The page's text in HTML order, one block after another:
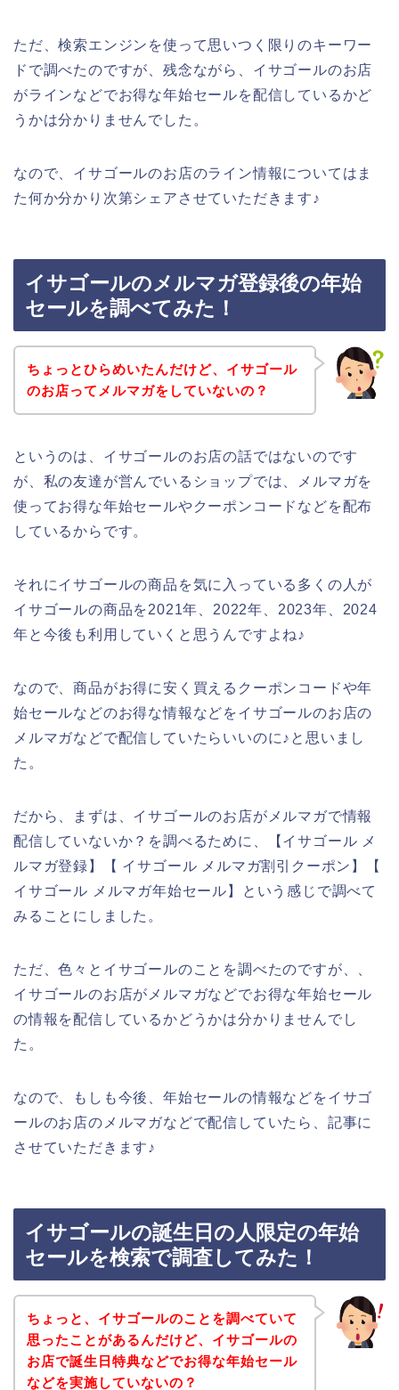
ただ、検索エンジンを使って思いつく限りのキーワー
ドで調べたのですが、残念ながら、イサゴールのお店
がラインなどでお得な年始セールを配信しているかど
うかは分かりませんでした。
なので、イサゴールのお店のライン情報についてはま
た何か分かり次第シェアさせていただきます♪
イサゴールのメルマガ登録後の年始
セールを調べてみた！
ちょっとひらめいたんだけど、イサゴール
のお店ってメルマガをしていないの？
というのは、イサゴールのお店の話ではないのです
が、私の友達が営んでいるショップでは、メルマガを
使ってお得な年始セールやクーポンコードなどを配布
しているからです。
それにイサゴールの商品を気に入っている多くの人が
イサゴールの商品を2021年、2022年、2023年、2024
年と今後も利用していくと思うんですよね♪
なので、商品がお得に安く買えるクーポンコードや年
始セールなどのお得な情報などをイサゴールのお店の
メルマガなどで配信していたらいいのに♪と思いまし
た。
だから、まずは、イサゴールのお店がメルマガで情報
配信していないか？を調べるために、【イサゴール メ
ルマガ登録】【 イサゴール メルマガ割引クーポン】【
イサゴール メルマガ年始セール】という感じで調べて
みることにしました。
ただ、色々とイサゴールのことを調べたのですが、、
イサゴールのお店がメルマガなどでお得な年始セール
の情報を配信しているかどうかは分かりませんでし
た。
なので、もしも今後、年始セールの情報などをイサゴ
ールのお店のメルマガなどで配信していたら、記事に
させていただきます♪
イサゴールの誕生日の人限定の年始
セールを検索で調査してみた！
ちょっと、イサゴールのことを調べていて
思ったことがあるんだけど、イサゴールの
お店で誕生日特典などでお得な年始セール
などを実施していないの？